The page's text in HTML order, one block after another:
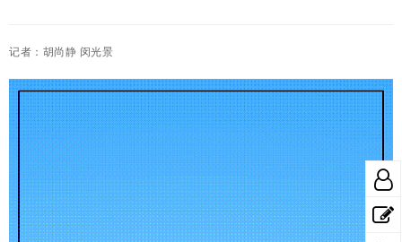
记者：胡尚静 闵光景